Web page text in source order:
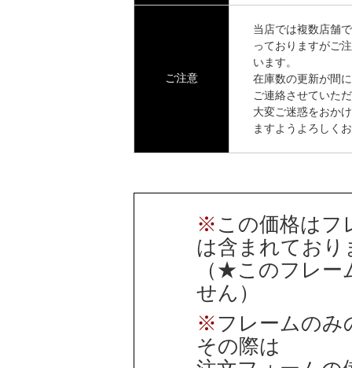
ご注意
当店では複数店舗
っておりますがご
います。
在庫数の更新が間
ご連絡させていた
大変ご迷惑をおか
ますようよろしく
※ この価格はフ
は含まれており
（★このフレー
せん）
※フレームのみ
その際は